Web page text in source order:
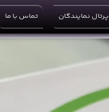
پرتال نمایندگان تماس با ما